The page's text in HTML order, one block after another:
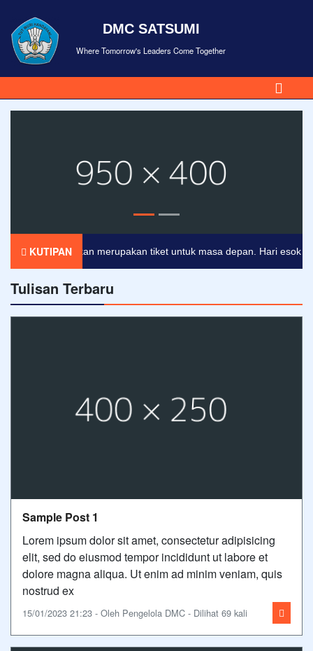
DMC SATSUMI
Where Tomorrow's Leaders Come Together
KUTIPAN
Pendidikan merupakan tiket untuk masa depan. Hari esok
Tulisan Terbaru
Sample Post 1
Lorem ipsum dolor sit amet, consectetur adipisicing
elit, sed do eiusmod tempor incididunt ut labore et
dolore magna aliqua. Ut enim ad minim veniam, quis
nostrud ex
15/01/2023 21:23 - Oleh Pengelola DMC - Dilihat 69 kali